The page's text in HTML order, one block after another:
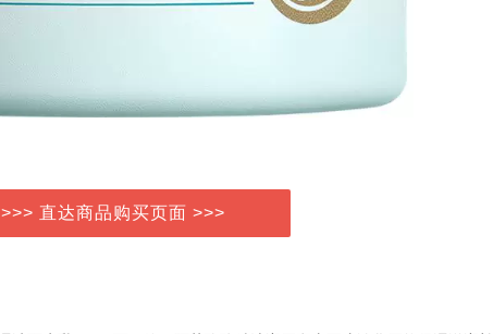
>>> 直达商品购买页面 >>>